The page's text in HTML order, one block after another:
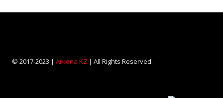
© 2017-2023 | Arkona KZ| All Rights Reserved.